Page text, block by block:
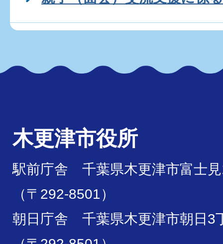
木更津市役所
駅前庁舎 千葉県木更津市富士
（〒292-8501）
朝日庁舎 千葉県木更津市朝日3